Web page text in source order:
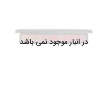
در انبار موجود نمی باشد